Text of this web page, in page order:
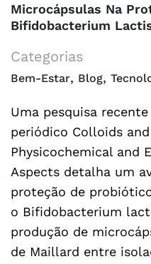
Microcápsulas Na
Bifidobacterium
Categorias
Bem-Estar, Blog,
Uma pesquisa
periódico Colloids and
Physicochemical and
Aspects detalha um
proteção de
o Bifidobacterium
produção de
de Maillard entre